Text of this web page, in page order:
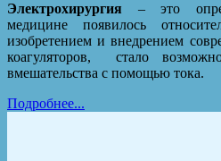
Электрохирургия – это
медицине появилось
изобретением и внедрением
коагуляторов,
стало
вмешательства с помощью тока.
Подробнее...